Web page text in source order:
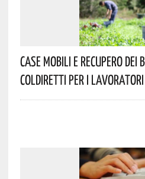
Case Mobili E Recupero
Coldiretti Per I